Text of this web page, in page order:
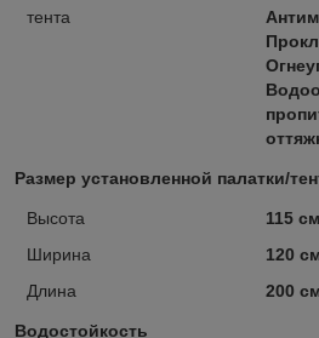
тента
Размер установленной палатки/
Высота
115 см
Ширина
120
Длина
200
Водостойкость